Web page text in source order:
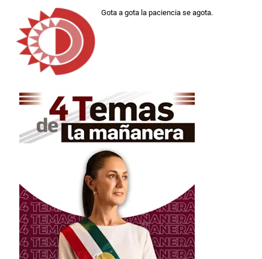
Gota a gota la paciencia se agota.